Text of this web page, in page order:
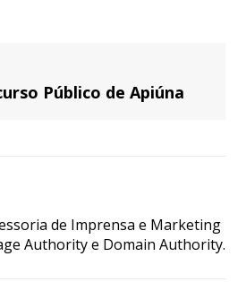
Público de Apiúna
de Imprensa e Marketing
Authority e Domain Authority.